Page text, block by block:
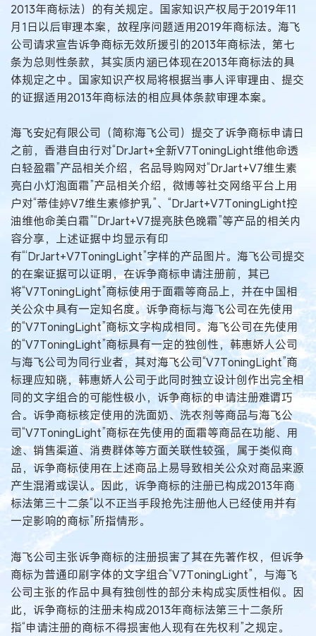
2013年商标法）的有关规定。国家知识产权局于2019年11
月1日以后审理本案，故程序问题适用2019年商标法。海飞
公司请求宣告诉争商标无效所援引的2013年商标法，第七
条为总则性条款，其实质内涵已体现在2013年商标法的具
体规定之中。国家知识产权局将根据当事人评审理由、提交
的证据适用2013年商标法的相应具体条款审理本案。
海飞安妃有限公司（简称海飞公司）提交了诉争商标申请日
之前，香港自由行对“DrJart+全新V7ToningLight维他命透
白轻盈霜”产品相关介绍，名品导购网对“DrJart+V7维生素
亮白小灯泡面霜”产品相关介绍，微博等社交网络平台上用
户对“蒂佳婷V7维生素修护乳”、“DrJart+V7ToningLight控
油维他命美白霜”“DrJart+V7提亮肤色晚霜”等产品的相关内
容分享，上述证据中均显示有印
有“‘DrJart+V7ToningLight”字样的产品图片。海飞公司提交
的在案证据可以证明，在诉争商标申请注册前，其已
将“V7ToningLight”商标使用于面霜等商品上，并在中国相
关公众中具有一定知名度。诉争商标与海飞公司在先使用
的“V7ToningLight”商标文字构成相同。海飞公司在先使用
的“V7ToningLight”商标具有一定的独创性，韩惠娇人公司
与海飞公司为同行业者，其对海飞公司“V7ToningLight”商
标理应知晓，韩惠娇人公司于此同时独立设计创作出完全相
同的文字组合的可能性极小，诉争商标的申请注册难谓巧
合。诉争商标核定使用的洗面奶、洗衣剂等商品与海飞公
司“V7ToningLight”商标在先使用的面霜等商品在功能、用
途、销售渠道、消费群体等方面关联性较强，属于类似商
品，诉争商标使用在上述商品上易导致相关公众对商品来源
产生混淆或误认。因此，诉争商标的注册已构成2013年商
标法第三十二条“以不正当手段抢先注册他人已经使用并有
一定影响的商标”所指情形。
海飞公司主张诉争商标的注册损害了其在先著作权，但诉争
商标为普通印刷字体的文字组合“V7ToningLight”，与海飞
公司主张的作品中具有独创性的部分未构成实质性相似。因
此，诉争商标的注册未构成2013年商标法第三十二条所
指“申请注册的商标不得损害他人现有在先权利”之规定。